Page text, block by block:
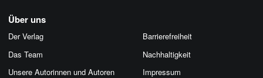
Über uns
Der Verlag
Das Team
Unsere Autorinnen und Autoren
Barrierefreiheit
Nachhaltigkeit
Impressum